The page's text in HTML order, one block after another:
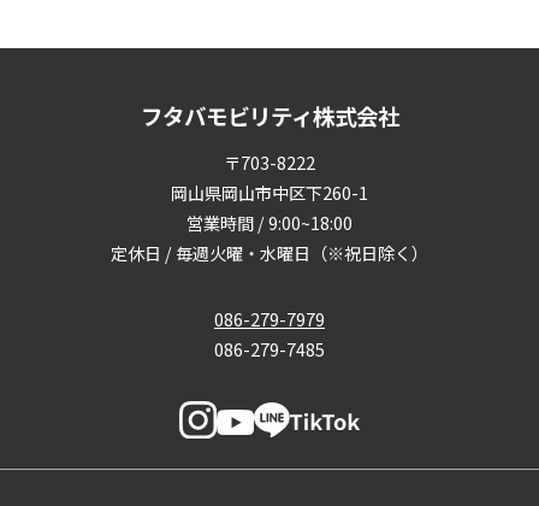
フタバモビリティ株式会社
〒703-8222
岡山県岡山市中区下260-1
営業時間 / 9:00~18:00
定休日 / 毎週火曜・水曜日（※祝日除く）
086-279-7979
086-279-7485